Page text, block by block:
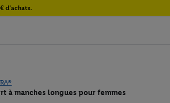
d'achats.
à manches longues pour femmes